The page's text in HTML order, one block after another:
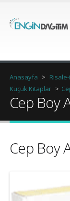
Anasayfa >
Küçük Kitaplar >
Cep Boy
Cep Boy